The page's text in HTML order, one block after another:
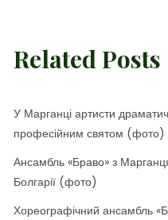
Related Posts
У Марганці артисти
професійним святом (фото)
Ансамбль «Браво» з
Болгарії (фото)
Хореографічний ансамбль